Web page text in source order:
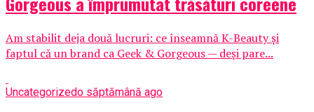
Am stabilit deja două lucruri: ce înseamnă K-Beauty și
faptul că un brand ca Geek & Gorgeous — deși pare...
Uncategorizedo săptămână ago